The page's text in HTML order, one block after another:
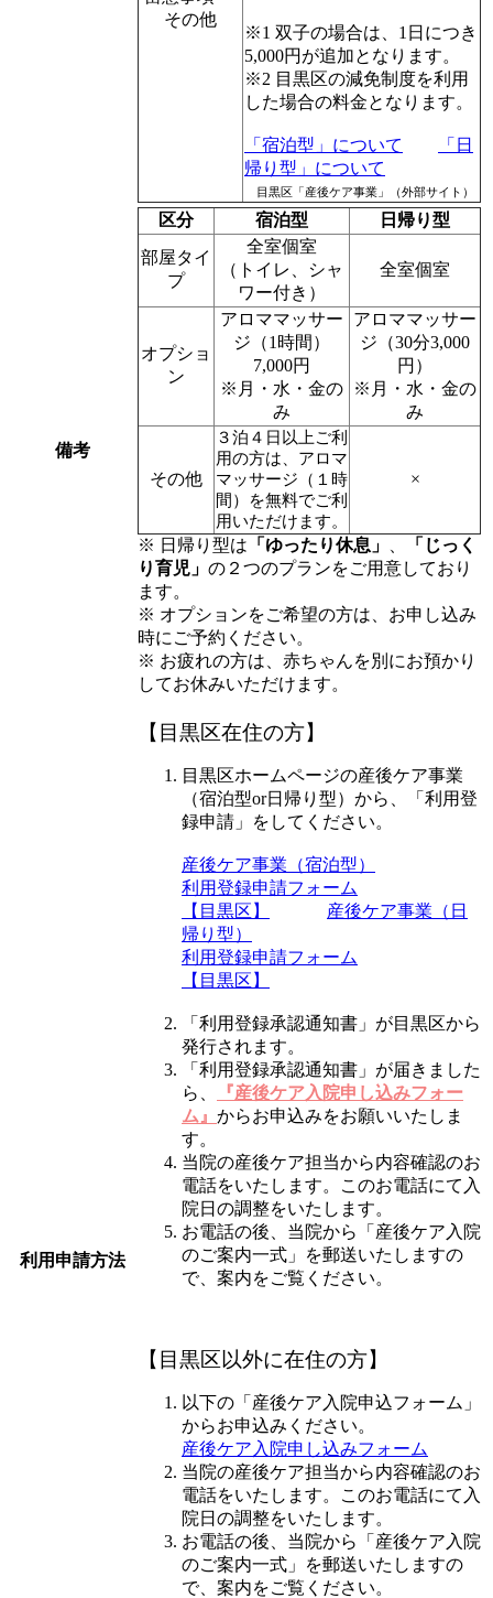
その他
※1 双子の場合は、1日につき
5,000円が追加となります。
※2 目黒区の減免制度を利用
した場合の料金となります。
「宿泊型」について
「日
帰り型」について
目黒区「産後ケア事業」（外部サイト）
備考
区分 宿泊型
日帰り型
部屋タイ
プ
全室個室
（トイレ、シャ
ワー付き）
全室個室
オプショ
ン
アロママッサー
ジ（1時間）
7,000円
※月・水・金の
み
アロママッサー
ジ（30分3,000
円）
※月・水・金の
み
その他
３泊４日以上ご利
用の方は、アロマ
マッサージ（１時
間）を無料でご利
用いただけます。
×
※ 日帰り型は 「ゆったり休息」
「じっく
り育児」 の２つのプランをご用意しており
ます。
※ オプションをご希望の方は、お申し込み
時にご予約ください。
※ お疲れの方は、赤ちゃんを別にお預かり
してお休みいただけます。
利用申請方法
【目黒区在住の方】
目黒区ホームページの産後ケア事業
（宿泊型or日帰り型）から、「利用登
録申請」をしてください。
産後ケア事業（宿泊型）
利用登録申請フォーム
【目黒区】
産後ケア事業（日
帰り型）
利用登録申請フォーム
【目黒区】
「利用登録承認通知書」が目黒区から
発行されます。
「利用登録承認通知書」が届きました
ら、
『産後ケア入院申し込みフォー
ム』 からお申込みをお願いいたしま
す。
当院の産後ケア担当から内容確認のお
電話をいたします。このお電話にて入
院日の調整をいたします。
お電話の後、当院から「産後ケア入院
のご案内一式」を郵送いたしますの
で、案内をご覧ください。
【目黒区以外に在住の方】
以下の「産後ケア入院申込フォーム」
からお申込みください。
産後ケア入院申し込みフォーム
当院の産後ケア担当から内容確認のお
電話をいたします。このお電話にて入
院日の調整をいたします。
お電話の後、当院から「産後ケア入院
のご案内一式」を郵送いたしますの
で、案内をご覧ください。